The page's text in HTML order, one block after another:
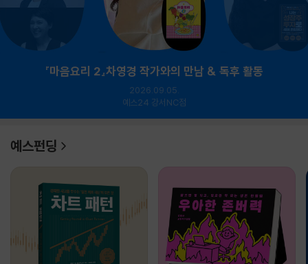
『마음요리 2』차영경 작가와의 만남 & 독후 활동
2026.09.05.
예스24 강서NC점
예스펀딩